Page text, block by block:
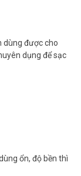
dùng được cho
dụng để sạc
ổn, độ bền thì